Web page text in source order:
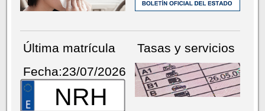
Última matrícula
Fecha:23/07/2026
NRH
Tasas y servicios